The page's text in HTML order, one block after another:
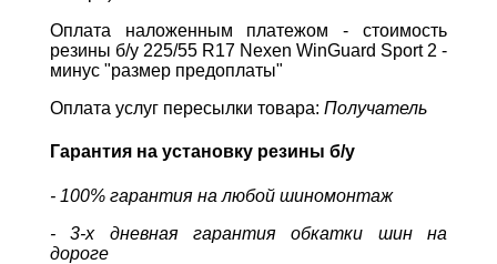
Оплата наложенным платежом - стоимость
резины б/у 225/55 R17 Nexen WinGuard Sport 2 -
минус "размер предоплаты"
Оплата услуг пересылки товара: Получатель
Гарантия на установку резины б/у
- 100% гарантия на любой шиномонтаж
- 3-х дневная гарантия обкатки шин на
дороге